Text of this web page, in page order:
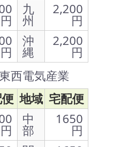
円
九
州
2,200
円
円
沖
縄
2,200
円
西電気産業
地域 宅配便
円
中
部
1650
円